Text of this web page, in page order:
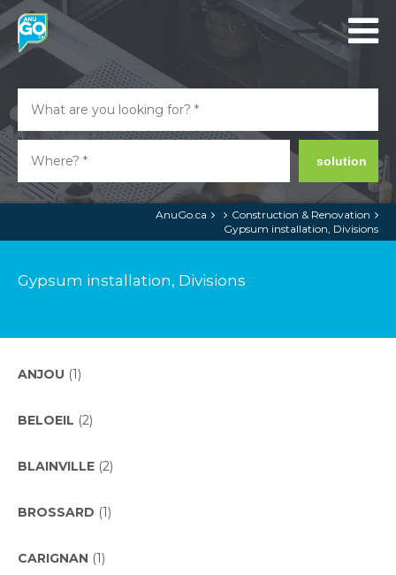
solution
AnuGo.ca
Construction & Renovation
Gypsum installation, Divisions
Gypsum installation, Divisions
ANJOU (1)
BELOEIL (2)
BLAINVILLE (2)
BROSSARD (1)
CARIGNAN (1)